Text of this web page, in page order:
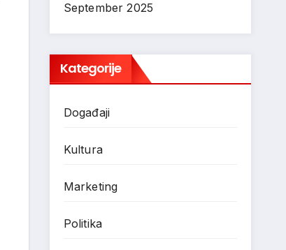
September 2025
Kategorije
Događaji
Kultura
Marketing
Politika